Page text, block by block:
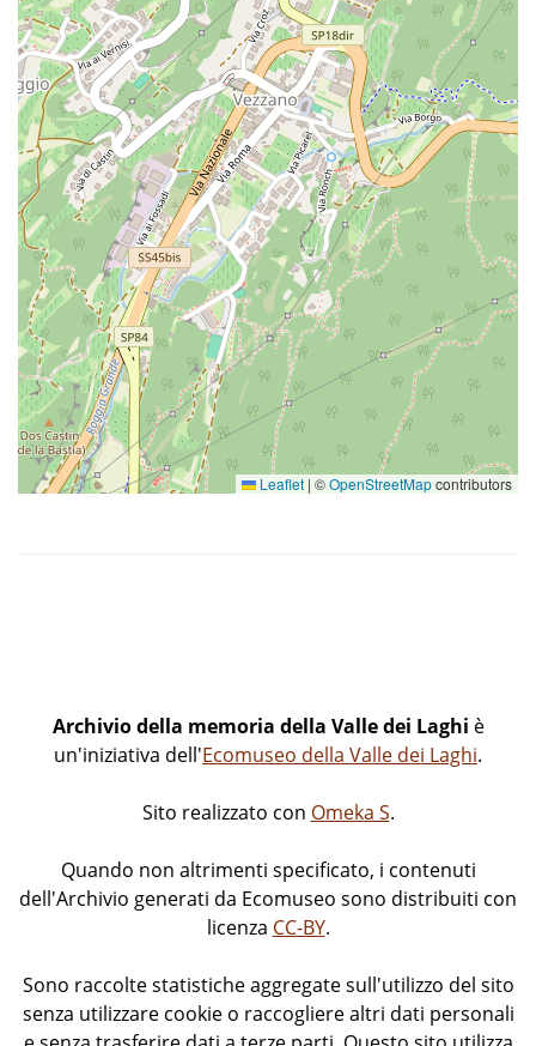
Leaflet | ©OpenStreetMapcontributors
Archivio della memoria della Valle dei Laghi è
un'iniziativa dell'Ecomuseo della Valle dei Laghi.
Sito realizzato con Omeka S.
Quando non altrimenti specificato, i contenuti
dell'Archivio generati da Ecomuseo sono distribuiti con
licenza CC-BY.
Sono raccolte statistiche aggregate sull'utilizzo del sito
senza utilizzare cookie o raccogliere altri dati personali